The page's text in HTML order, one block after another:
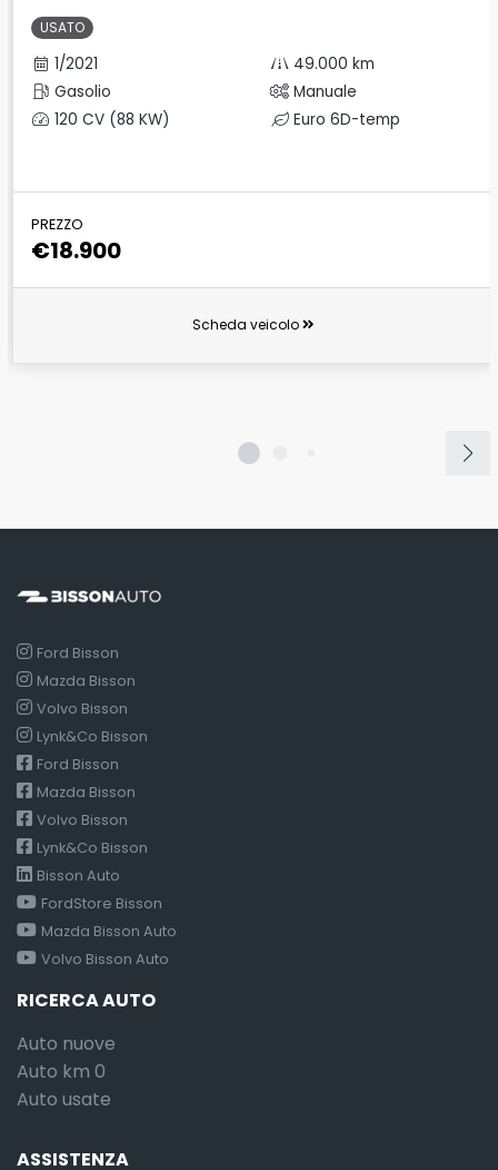
USATO
1/2021
49.000 km
Gasolio
Manuale
120 CV (88 KW)
Euro 6D-temp
PREZZO
€18.900
Scheda veicolo
Ford Bisson
Mazda Bisson
Volvo Bisson
Lynk&Co Bisson
Ford Bisson
Mazda Bisson
Volvo Bisson
Lynk&Co Bisson
Bisson Auto
FordStore Bisson
Mazda Bisson Auto
Volvo Bisson Auto
RICERCA AUTO
Auto nuove
Auto km 0
Auto usate
ASSISTENZA